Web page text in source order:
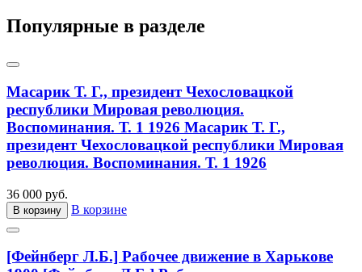
Популярные в разделе
Масарик Т. Г., президент Чехословацкой
республики Мировая революция.
Воспоминания. Т. 1 1926 Масарик Т. Г.,
президент Чехословацкой республики Мировая
революция. Воспоминания. Т. 1 1926
36 000 руб.
В корзину В корзине
[Фейнберг Л.Б.] Рабочее движение в Харькове